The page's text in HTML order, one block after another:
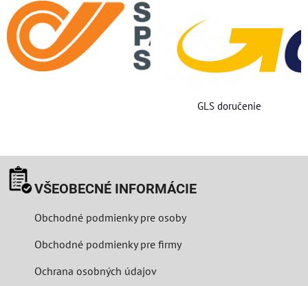
GLS doručenie
VŠEOBECNÉ INFORMÁCIE
Obchodné podmienky pre osoby
Obchodné podmienky pre firmy
Ochrana osobných údajov